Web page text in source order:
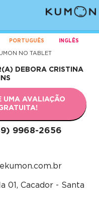
PORTUGUÊS INGLÊS
NO TABLET
DEBORA CRISTINA
UMA AVALIAÇÃO
9968-2656
01, Cacador - Santa